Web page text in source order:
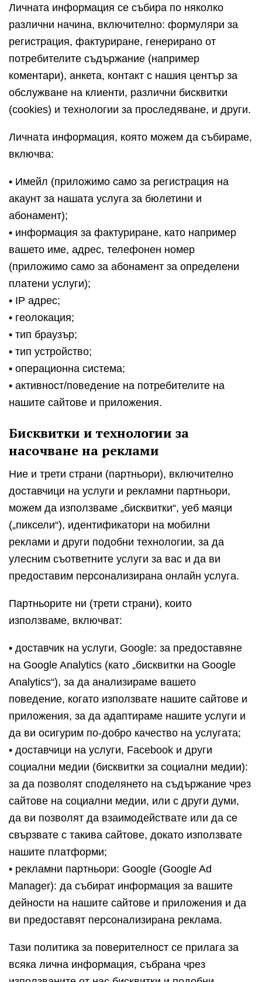
Личната информация се събира по няколко
различни начина, включително: формуляри за
регистрация, фактуриране, генерирано от
потребителите съдържание (например
коментари), анкета, контакт с нашия център за
обслужване на клиенти, различни бисквитки
(cookies) и технологии за проследяване, и други.
Личната информация, която можем да събираме,
включва:
• Имейл (приложимо само за регистрация на
акаунт за нашата услуга за бюлетини и
абонамент);
• информация за фактуриране, като например
вашето име, адрес, телефонен номер
(приложимо само за абонамент за определени
платени услуги);
• IP адрес;
• геолокация;
• тип браузър;
• тип устройство;
• операционна система;
• активност/поведение на потребителите на
нашите сайтове и приложения.
Бисквитки и технологии за
насочване на реклами
Ние и трети страни (партньори), включително
доставчици на услуги и рекламни партньори,
можем да използваме „бисквитки“, уеб маяци
(„пиксели“), идентификатори на мобилни
реклами и други подобни технологии, за да
улесним съответните услуги за вас и да ви
предоставим персонализирана онлайн услуга.
Партньорите ни (трети страни), които
използваме, включват:
• доставчик на услуги, Google: за предоставяне
на Google Analytics (като „бисквитки на Google
Analytics“), за да анализираме вашето
поведение, когато използвате нашите сайтове и
приложения, за да адаптираме нашите услуги и
да ви осигурим по-добро качество на услугата;
• доставчици на услуги, Facebook и други
социални медии (бисквитки за социални медии):
за да позволят споделянето на съдържание чрез
сайтове на социални медии, или с други думи,
да ви позволят да взаимодействате или да се
свързвате с такива сайтове, докато използвате
нашите платформи;
• рекламни партньори: Google (Google Ad
Manager): да събират информация за вашите
дейности на нашите сайтове и приложения и да
ви предоставят персонализирана реклама.
Тази политика за поверителност се прилага за
всяка лична информация, събрана чрез